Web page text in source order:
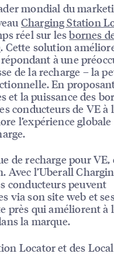
mondial du
Charging Station
réel sur lesbornes
. Cette solution
à une
de la recharge – la
En
et la puissance des
conducteurs de VE à
l’expérience globale
de recharge pour VE,
l’Uberall
conducteurs peuvent
via son site web et
près qui améliorent à
la marque.
Locator et des Local